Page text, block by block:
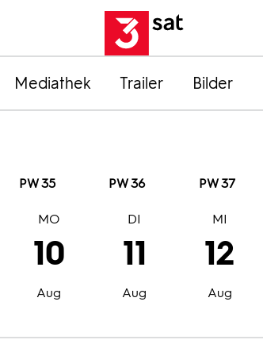
Mediathek Trailer Bilder
PW 35 PW 36 PW 37
10
Aug
MO
11
Aug
DI
12
Aug
MI